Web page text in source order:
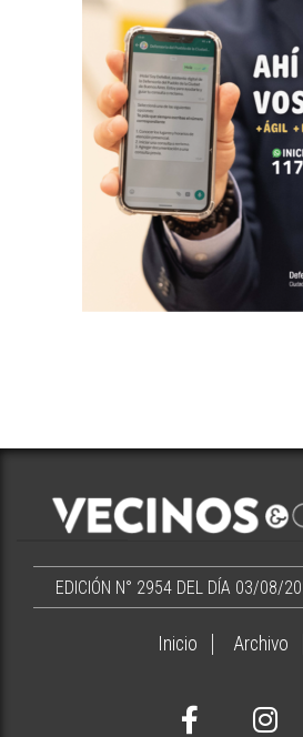
EDICIÓN N° 2954 DEL DÍA 03/08/
Inicio Archivo